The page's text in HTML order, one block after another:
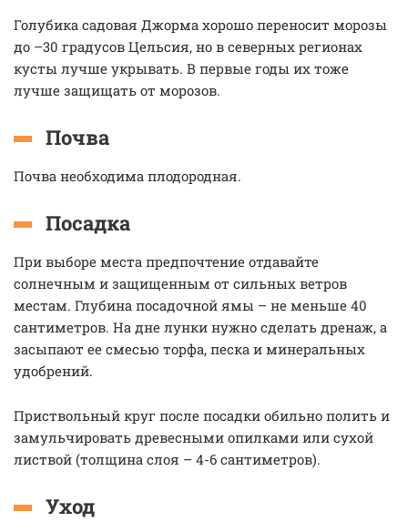
Голубика садовая Джорма хорошо переносит морозы
до –30 градусов Цельсия, но в северных регионах
кусты лучше укрывать. В первые годы их тоже
лучше защищать от морозов.
Почва
Почва необходима плодородная.
Посадка
При выборе места предпочтение отдавайте
солнечным и защищенным от сильных ветров
местам. Глубина посадочной ямы – не меньше 40
сантиметров. На дне лунки нужно сделать дренаж, а
засыпают ее смесью торфа, песка и минеральных
удобрений.
Приствольный круг после посадки обильно полить и
замульчировать древесными опилками или сухой
листвой (толщина слоя – 4-6 сантиметров).
Уход